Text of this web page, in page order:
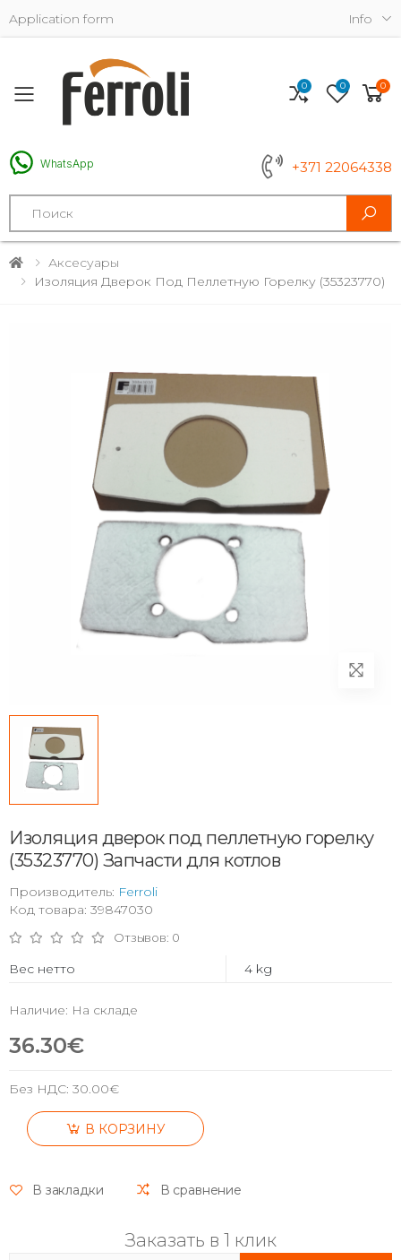
Application form Info
Toggle mobile menu
WhatsApp +371 22064338
Search
0 0 0
Аксесуары
Изоляция Дверок Под Пеллетную Горелку (35323770)
Изоляция дверок под пеллетную горелку
(35323770) Запчасти для котлов
Производитель: Ferroli
Код товара: 39847030
Отзывов: 0
Вес нетто 4 kg
Наличие: На складе
36.30€
Без НДС: 30.00€
В КОРЗИНУ
В закладки В сравнение
Заказать в 1 клик